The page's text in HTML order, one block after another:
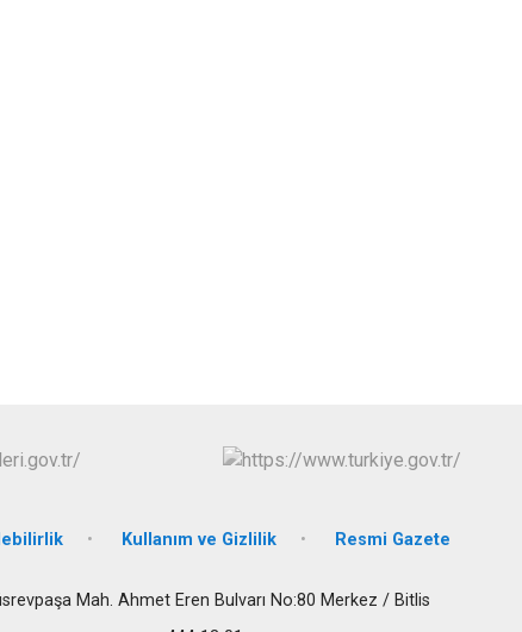
Kullanım ve Gizlilik Resmi Gazete
Mah. Ahmet Eren Bulvarı No:80 Merkez / Bitlis